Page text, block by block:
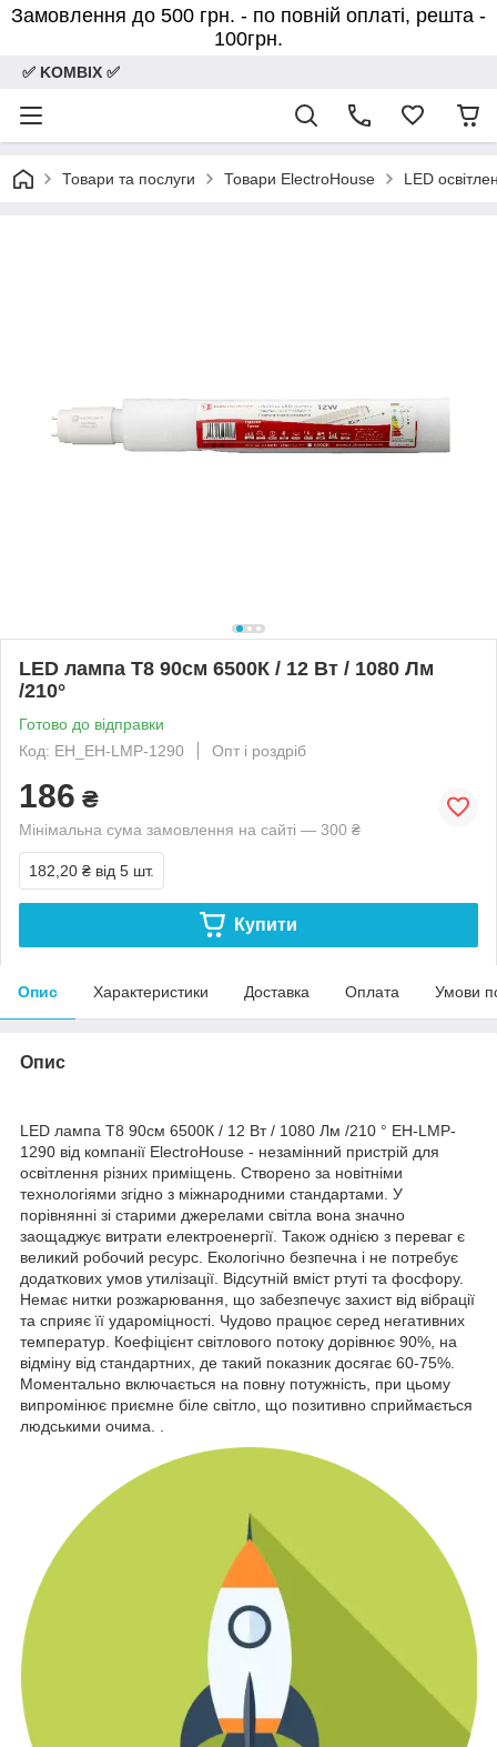
Замовлення до 500 грн. - по повній оплаті, решта -
100грн.
✅ KOMBIX ✅
Товари та послуги Товари ElectroHouse LED
LED лампа T8 90см 6500К / 12 Вт / 1080 Лм
/210°
Готово до відправки
Код: EH_EH-LMP-1290
Опт і роздріб
186 ₴
Мінімальна сума замовлення на сайті — 300 ₴
182,20 ₴ від 5 шт.
Купити
Опис Характеристики Доставка Оплата Умови
Опис
LED лампа T8 90см 6500К / 12 Вт / 1080 Лм /210 ° EH-LMP-
1290 від компанії ElectroHouse - незамінний пристрій для
освітлення різних приміщень. Створено за новітніми
технологіями згідно з міжнародними стандартами. У
порівнянні зі старими джерелами світла вона значно
заощаджує витрати електроенергії. Також однією з переваг є
великий робочий ресурс. Екологічно безпечна і не потребує
додаткових умов утилізації. Відсутній вміст ртуті та фосфору.
Немає нитки розжарювання, що забезпечує захист від вібрації
та сприяє її удароміцності. Чудово працює серед негативних
температур. Коефіцієнт світлового потоку дорівнює 90%, на
відміну від стандартних, де такий показник досягає 60-75%.
Моментально включається на повну потужність, при цьому
випромінює приємне біле світло, що позитивно сприймається
людськими очима. .